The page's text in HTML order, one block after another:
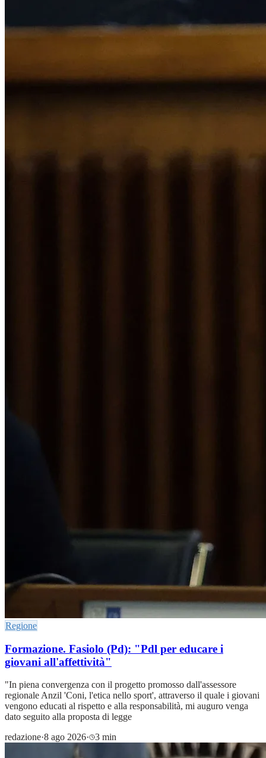
Regione
Formazione. Fasiolo (Pd): "Pdl per educare i
giovani all'affettività"
"In piena convergenza con il progetto promosso dall'assessore
regionale Anzil 'Coni, l'etica nello sport', attraverso il quale i giovani
vengono educati al rispetto e alla responsabilità, mi auguro venga
dato seguito alla proposta di legge
redazione·8 ago 2026· 3 min